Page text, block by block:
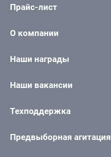
Прайс-лист
О компании
Наши награды
Наши вакансии
Техподдержка
Предвыборная агитация